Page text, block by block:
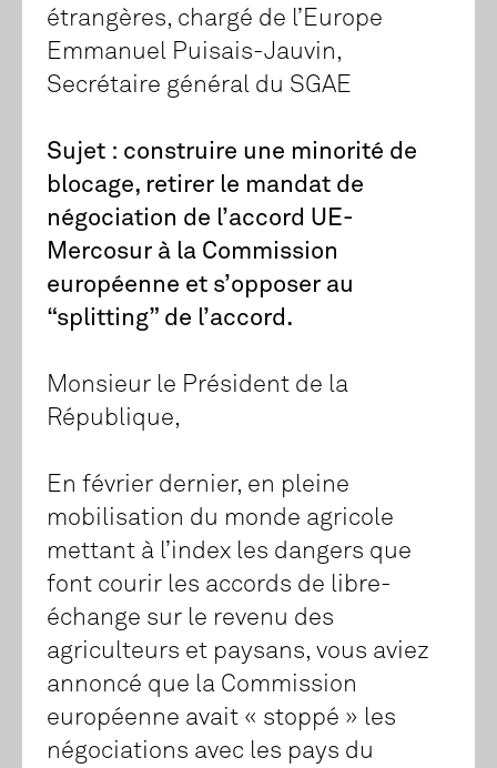
étrangères, chargé de l’Europe
Emmanuel Puisais-Jauvin,
Secrétaire général du SGAE
Sujet : construire une minorité de
blocage, retirer le mandat de
négociation de l’accord UE-
Mercosur à la Commission
européenne et s’opposer au
“splitting” de l’accord.
Monsieur le Président de la
République,
En février dernier, en pleine
mobilisation du monde agricole
mettant à l’index les dangers que
font courir les accords de libre-
échange sur le revenu des
agriculteurs et paysans, vous aviez
annoncé que la Commission
européenne avait « stoppé » les
négociations avec les pays du